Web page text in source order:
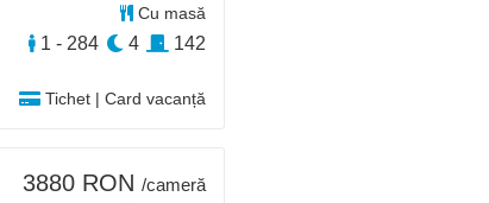
Tichet | Card vacanță
Cu masă
1 - 284 4 142
3880 RON /cameră